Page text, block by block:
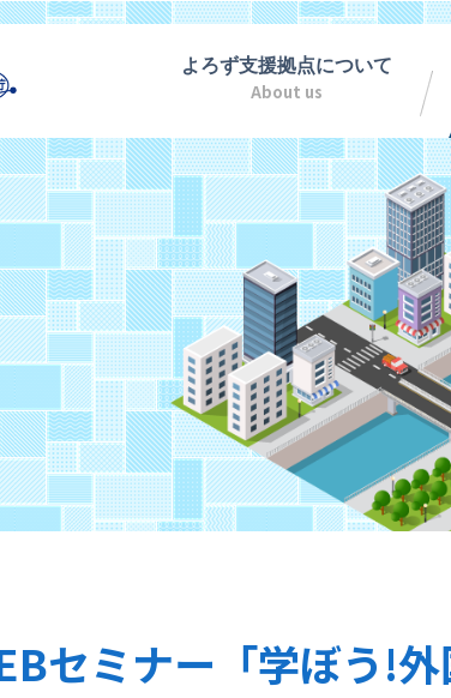
よろず支援拠点について
About us
セミナー「学ぼう!